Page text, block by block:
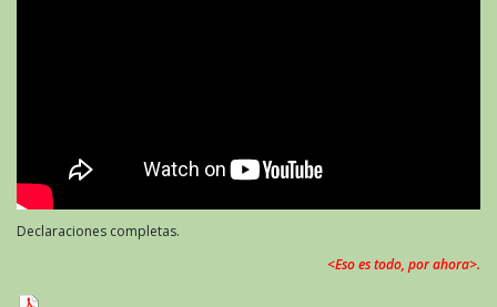
Declaraciones completas.
<Eso es todo, por ahora>.